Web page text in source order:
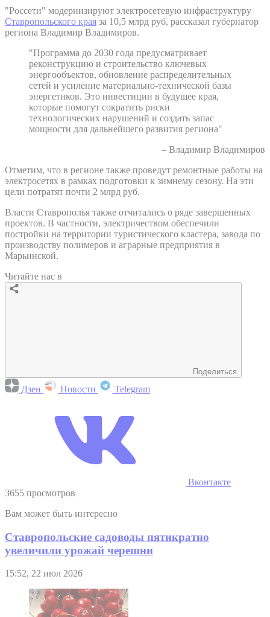
"Россети" модернизируют электросетевую инфраструктуру
Ставропольского края за 10,5 млрд руб, рассказал губернатор
региона Владимир Владимиров.
"Программа до 2030 года предусматривает
реконструкцию и строительство ключевых
энергообъектов, обновление распределительных
сетей и усиление материально-технической базы
энергетиков. Это инвестиции в будущее края,
которые помогут сократить риски
технологических нарушений и создать запас
мощности для дальнейшего развития региона"
– Владимир Владимиров
Отметим, что в регионе также проведут ремонтные работы на
электросетях в рамках подготовки к зимнему сезону. На эти
цели потратят почти 2 млрд руб.
Власти Ставрополья также отчитались о ряде завершенных
проектов. В частности, электричеством обеспечили
постройки на территории туристического кластера, завода по
производству полимеров и аграрные предприятия в
Марьинской.
Читайте нас в
Поделиться
Дзен Новости Telegram
Вконтакте
3655 просмотров
Вам может быть интересно
Ставропольские садоводы пятикратно
увеличили урожай черешни
15:52, 22 июл 2026